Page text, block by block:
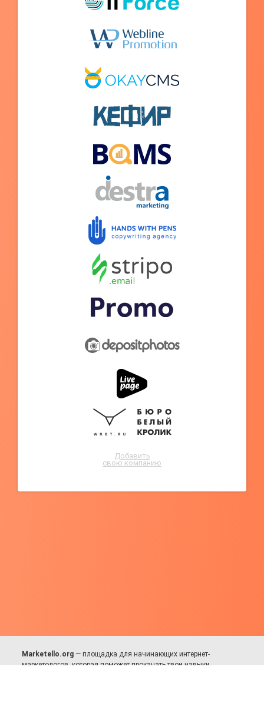
Добавить
свою компанию
Marketello.org — площадка для начинающих интернет-
маркетологов, которая поможет прокачать твои навыки.